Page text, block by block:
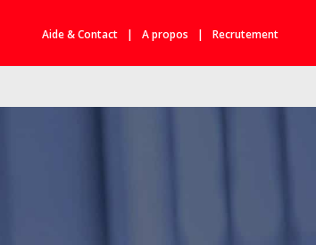
Aide & Contact A propos Recrutement